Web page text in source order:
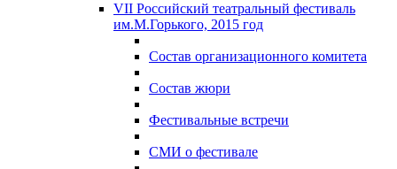
VII Российский театральный фестиваль
им.М.Горького, 2015 год
Состав организационного комитета
Состав жюри
Фестивальные встречи
СМИ о фестивале